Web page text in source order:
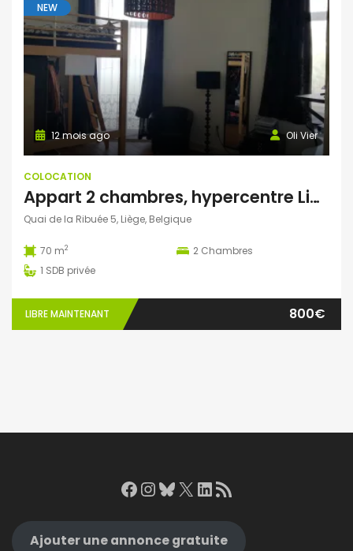
NEW
Oli Vier
12 mois ago
COLOCATION
Appart 2 chambres, hypercentre Liège, balcon sur Meuse
Quai de la Ribuée 5, Liège, Belgique
70 m2 2 Chambres
1 SDB privée
LIBRE MAINTENANT 800€
Facebook
Instagram
Bluesky
X LinkedIn
RSS Feed
Ajouter une annonce gratuite